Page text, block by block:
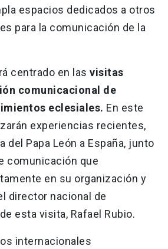
espacios dedicados a otros
para la comunicación de la
centrado en las visitas
comunicacional de
eclesiales. En este
experiencias recientes,
del Papa León a España, junto
comunicación que
en su organización y
director nacional de
esta visita, Rafael Rubio.
internacionales